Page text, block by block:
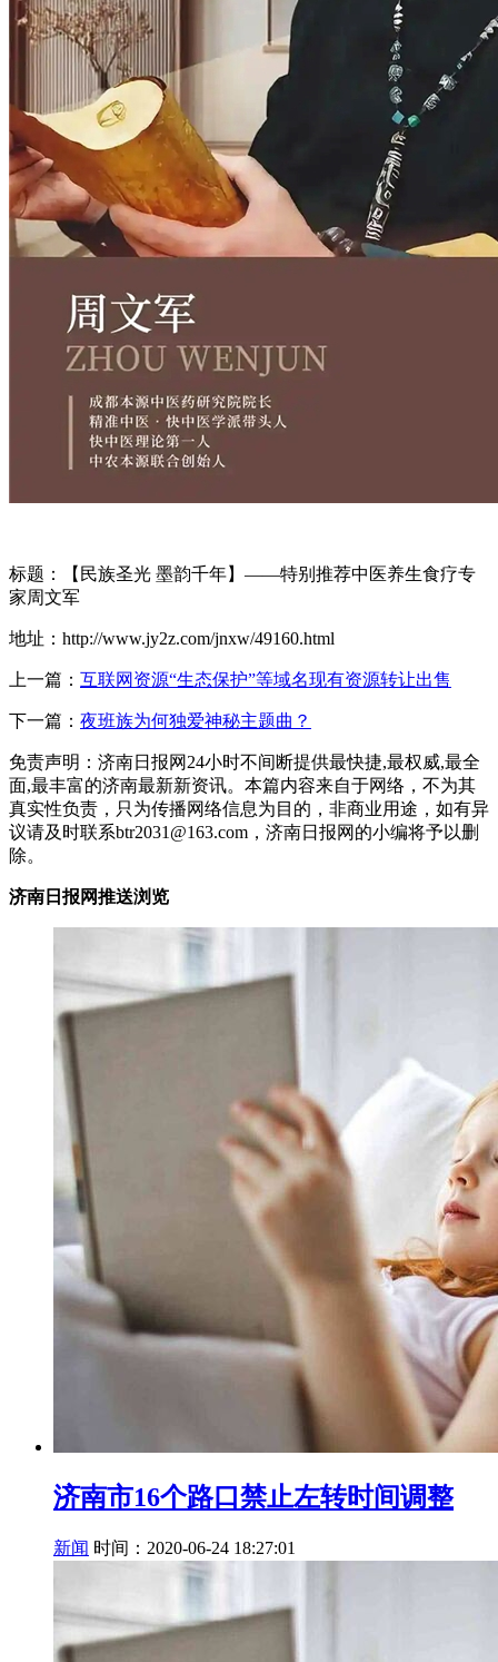
标题：【民族圣光 墨韵千年】——特别推荐中医养生食疗专
家周文军
地址：http://www.jy2z.com/jnxw/49160.html
上一篇： 互联网资源“生态保护”等域名现有资源转让出售
下一篇： 夜班族为何独爱神秘主题曲？
免责声明：济南日报网24小时不间断提供最快捷,最权威,最全
面,最丰富的济南最新新资讯。本篇内容来自于网络，不为其
真实性负责，只为传播网络信息为目的，非商业用途，如有异
议请及时联系btr2031@163.com，济南日报网的小编将予以删
除。
济南日报网推送浏览
济南市16个路口禁止左转时间调整
新闻 时间：2020-06-24 18:27:01